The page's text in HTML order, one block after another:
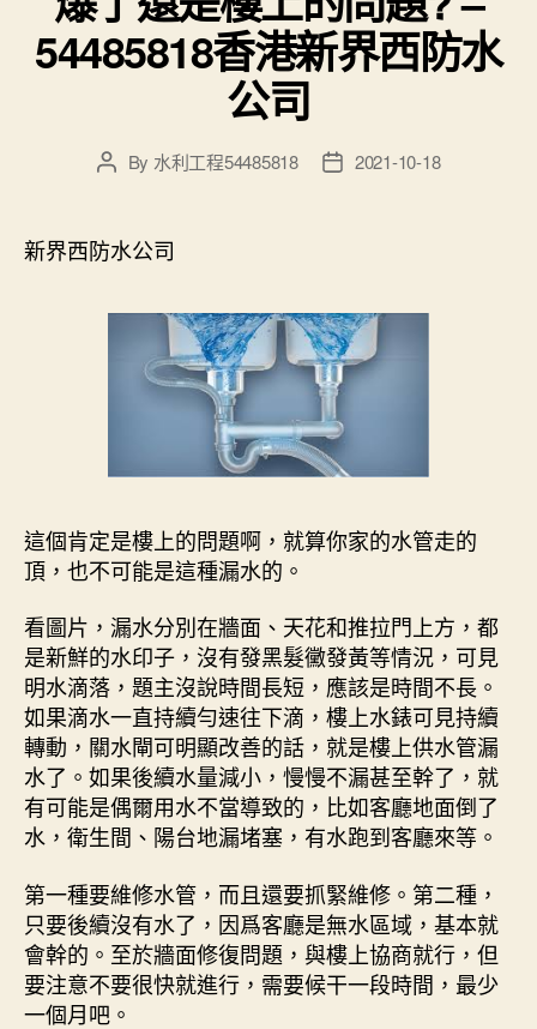
54485818香港新界西防水
公司
PostBy 水利工程54485818
Post2021-10-18
新界西防水公司
這個肯定是樓上的問題啊，就算你家的水管走的
頂，也不可能是這種漏水的。
看圖片，漏水分別在牆面、天花和推拉門上方，都
是新鮮的水印子，沒有發黑髮黴發黃等情況，可見
明水滴落，題主沒說時間長短，應該是時間不長。
如果滴水一直持續勻速往下滴，樓上水錶可見持續
轉動，關水閘可明顯改善的話，就是樓上供水管漏
水了。如果後續水量減小，慢慢不漏甚至幹了，就
有可能是偶爾用水不當導致的，比如客廳地面倒了
水，衛生間、陽台地漏堵塞，有水跑到客廳來等。
第一種要維修水管，而且還要抓緊維修。第二種，
只要後續沒有水了，因爲客廳是無水區域，基本就
會幹的。至於牆面修復問題，與樓上協商就行，但
要注意不要很快就進行，需要候干一段時間，最少
一個月吧。